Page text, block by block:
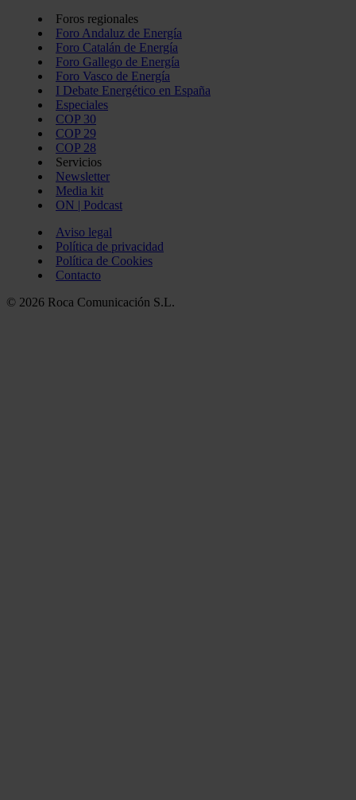
Foros regionales
Foro Andaluz de Energía
Foro Catalán de Energía
Foro Gallego de Energía
Foro Vasco de Energía
I Debate Energético en España
Especiales
COP 30
COP 29
COP 28
Servicios
Newsletter
Media kit
ON | Podcast
Aviso legal
Política de privacidad
Política de Cookies
Contacto
© 2026 Roca Comunicación S.L.